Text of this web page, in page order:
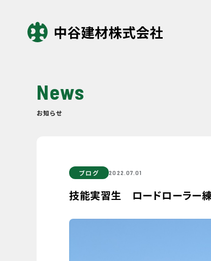
News
お知らせ
ブログ 2022.07.01
技能実習生 ロードローラー